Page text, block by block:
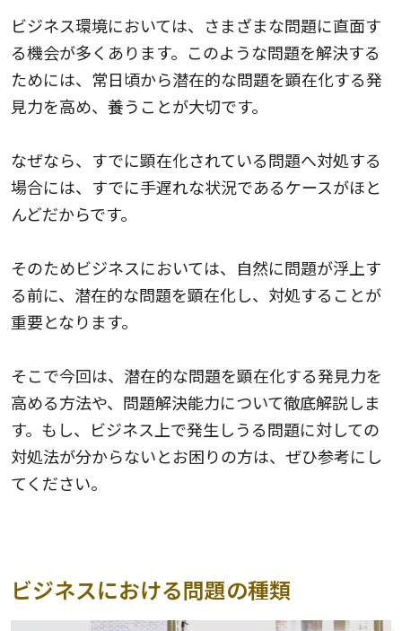
ビジネス環境においては、さまざまな問題に直面す
る機会が多くあります。このような問題を解決する
ためには、常日頃から潜在的な問題を顕在化する発
見力を高め、養うことが大切です。
なぜなら、すでに顕在化されている問題へ対処する
場合には、すでに手遅れな状況であるケースがほと
んどだからです。
そのためビジネスにおいては、自然に問題が浮上す
る前に、潜在的な問題を顕在化し、対処することが
重要となります。
そこで今回は、潜在的な問題を顕在化する発見力を
高める方法や、問題解決能力について徹底解説しま
す。もし、ビジネス上で発生しうる問題に対しての
対処法が分からないとお困りの方は、ぜひ参考にし
てください。
ビジネスにおける問題の種類